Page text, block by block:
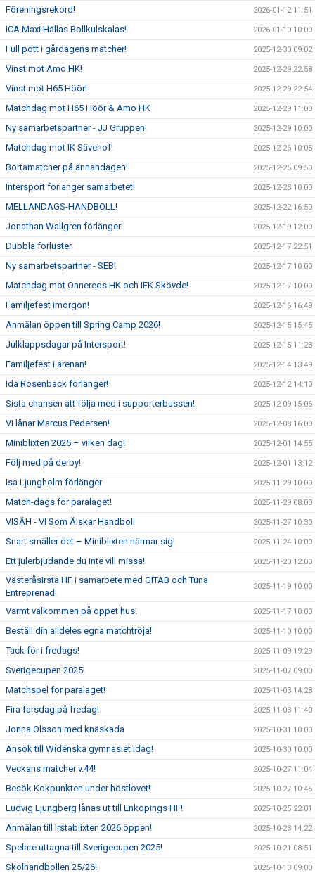
Föreningsrekord! 2026-01-12 11:51
ICA Maxi Hällas Bollkulskalas! 2026-01-10 10:00
Full pott i gårdagens matcher! 2025-12-30 09:02
Vinst mot Amo HK! 2025-12-29 22:58
Vinst mot H65 Höör! 2025-12-29 22:54
Matchdag mot H65 Höör & Amo HK 2025-12-29 11:00
Ny samarbetspartner - JJ Gruppen! 2025-12-29 10:00
Matchdag mot IK Sävehof! 2025-12-26 10:05
Bortamatcher på annandagen! 2025-12-25 09:50
Intersport förlänger samarbetet! 2025-12-23 10:00
MELLANDAGS-HANDBOLL! 2025-12-22 16:50
Jonathan Wallgren förlänger! 2025-12-19 12:00
Dubbla förluster 2025-12-17 22:51
Ny samarbetspartner - SEB! 2025-12-17 10:00
Matchdag mot Önnereds HK och IFK Skövde! 2025-12-17 10:00
Familjefest imorgon! 2025-12-16 16:49
Anmälan öppen till Spring Camp 2026! 2025-12-15 15:45
Julklappsdagar på Intersport! 2025-12-15 11:23
Familjefest i arenan! 2025-12-14 13:49
Ida Rosenback förlänger! 2025-12-12 14:10
Sista chansen att följa med i supporterbussen! 2025-12-09 15:06
VI lånar Marcus Pedersen! 2025-12-08 16:00
Miniblixten 2025 – vilken dag! 2025-12-01 14:55
Följ med på derby! 2025-12-01 13:12
Isa Ljungholm förlänger 2025-11-29 10:00
Match-dags för paralaget! 2025-11-29 08:00
VISÄH - VI Som Älskar Handboll 2025-11-27 10:30
Snart smäller det – Miniblixten närmar sig! 2025-11-24 10:00
Ett julerbjudande du inte vill missa! 2025-11-20 12:00
VästeråsIrsta HF i samarbete med GITAB och Tuna
Entreprenad!
2025-11-19 10:00
Varmt välkommen på öppet hus! 2025-11-17 10:00
Beställ din alldeles egna matchtröja! 2025-11-10 10:00
Tack för i fredags! 2025-11-09 19:29
Sverigecupen 2025! 2025-11-07 09:00
Matchspel för paralaget! 2025-11-03 14:28
Fira farsdag på fredag! 2025-11-03 11:40
Jonna Olsson med knäskada 2025-10-31 10:00
Ansök till Widénska gymnasiet idag! 2025-10-30 10:00
Veckans matcher v.44! 2025-10-27 11:04
Besök Kokpunkten under höstlovet! 2025-10-27 10:45
Ludvig Ljungberg lånas ut till Enköpings HF! 2025-10-25 22:01
Anmälan till Irstablixten 2026 öppen! 2025-10-23 14:22
Spelare uttagna till Sverigecupen 2025! 2025-10-21 08:51
Skolhandbollen 25/26! 2025-10-13 09:00